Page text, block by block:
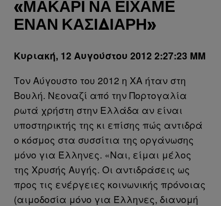
«ΜΑΚΆΡΙ ΝΑ ΕΊΧΑΜΕ
ΈΝΑΝ ΚΑΣΙΔΙΆΡΗ»
Κυριακή, 12 Αυγούστου 2012 2:27:23 ΜΜ
Τον Αύγουστο του 2012 η ΧΑ ήταν στη
Βουλή. Νεοναζί από την Πορτογαλία
ρωτά χρήστη στην Ελλάδα αν είναι
υποστηρικτής της κι επίσης πώς αντιδρά
ο κόσμος στα συσσίτια της οργάνωσης
μόνο για Έλληνες. «Ναι, είμαι μέλος
της Χρυσής Αυγής. Οι αντιδράσεις ως
προς τις ενέργειες κοινωνικής πρόνοιας
(αιμοδοσία μόνο για Έλληνες, διανομή